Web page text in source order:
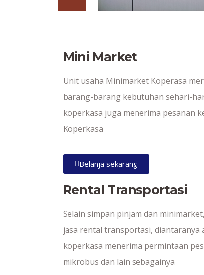
Mini Market
Unit usaha Minimarket Koperasa
barang-barang kebutuhan sehari-
koperkasa juga menerima pesanan
Koperkasa
Belanja sekarang
Rental Transportasi
Selain simpan pinjam dan
jasa rental transportasi, diantaranya
koperkasa menerima permintaan
mikrobus dan lain sebagainya